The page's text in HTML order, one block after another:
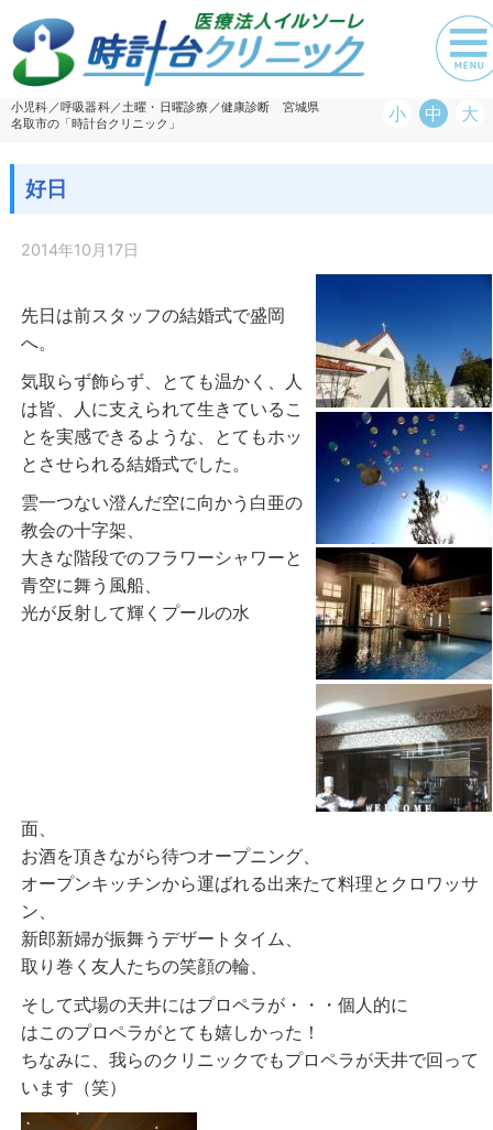
小児科／呼吸器科／土曜・日曜診療／健康診断 宮城県
名取市の「時計台クリニック」
小 中 大
好日
2014年10月17日
先日は前スタッフの結婚式で盛岡
へ。
気取らず飾らず、とても温かく、人
は皆、人に支えられて生きているこ
とを実感できるような、とてもホッ
とさせられる結婚式でした。
雲一つない澄んだ空に向かう白亜の
教会の十字架、
大きな階段でのフラワーシャワーと
青空に舞う風船、
光が反射して輝くプールの水
面、
お酒を頂きながら待つオープニング、
オープンキッチンから運ばれる出来たて料理とクロワッサ
ン、
新郎新婦が振舞うデザートタイム、
取り巻く友人たちの笑顔の輪、
そして式場の天井にはプロペラが・・・個人的に
はこのプロペラがとても嬉しかった！
ちなみに、我らのクリニックでもプロペラが天井で回って
います（笑）